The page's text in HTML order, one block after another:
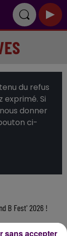
du refus
exprimé. Si
donner
ci-
B Fest' 2026 !
sans accepter